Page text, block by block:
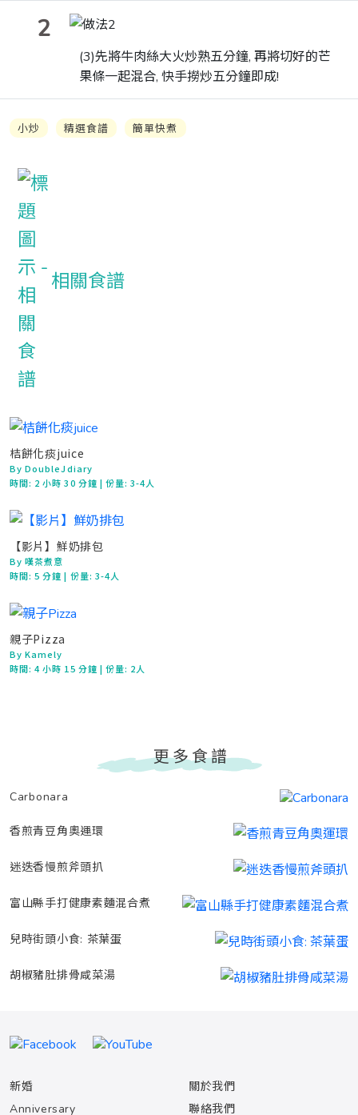
2
(3)先將牛肉絲大火炒熟五分鐘, 再將切好的芒
果條一起混合, 快手撈炒五分鐘即成!
小炒 精選食譜 簡單快煮
相關食譜
桔餅化痰juice
By DoubleJdiary
時間: 2 小時 30 分鐘 | 份量: 3-4人
【影片】鮮奶排包
By 嘆茶煮意
時間:5 分鐘| 份量: 3-4人
親子Pizza
By Kamely
時間:4 小時 15 分鐘 | 份量: 2人
更多食譜
Carbonara
香煎青豆角奧運環
迷迭香慢煎斧頭扒
富山縣手打健康素麵混合煮
兒時街頭小食: 茶葉蛋
胡椒豬肚排骨咸菜湯
新婚
Anniversary
關於我們
聯絡我們